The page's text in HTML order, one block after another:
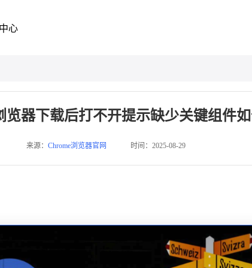
心
览器下载后打不开提示缺少关键组件
来源： Chrome浏览器官网 时间：2025-08-29